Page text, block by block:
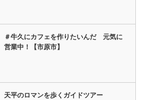
＃牛久にカフェを作りたいんだ 元気に
営業中！【市原市】
天平のロマンを歩くガイドツアー